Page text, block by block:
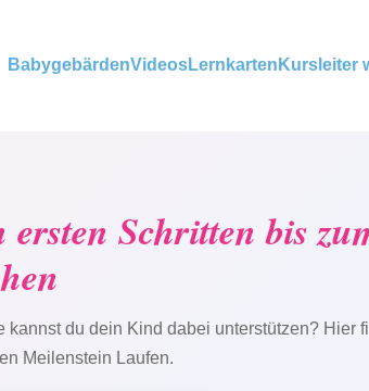
BabygebärdenVideosLernkarten Kursleiter
ersten Schritten bis
du dein Kind dabei unterstützen? Hier
Meilenstein Laufen.